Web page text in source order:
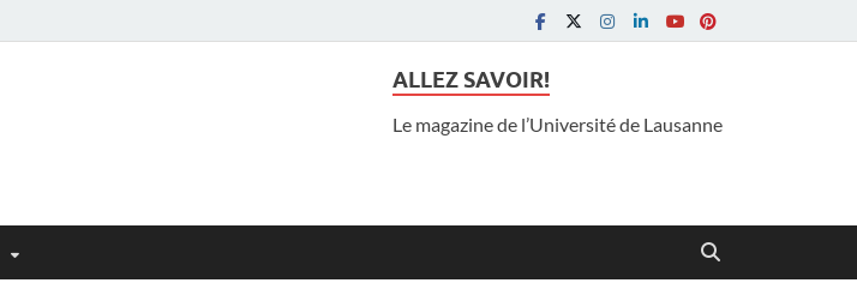
ALLEZ SAVOIR!
Le magazine de l’Université de Lausanne